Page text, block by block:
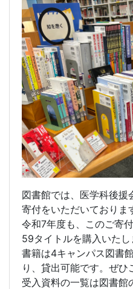
図書館では、医学科後援
寄付をいただいておりま
令和7年度も、このご寄
59タイトルを購入いたし
書籍は4キャンパス図書
り、貸出可能です。ぜひ
受入資料の一覧は図書館